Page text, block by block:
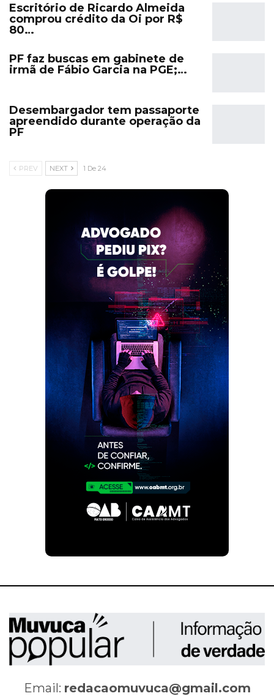
Escritório de Ricardo Almeida
comprou crédito da Oi por R$
80…
PF faz buscas em gabinete de
irmã de Fábio Garcia na PGE;…
Desembargador tem passaporte
apreendido durante operação da
PF
PREV NEXT 1 De 24
Email: redacaomuvuca@gmail.com